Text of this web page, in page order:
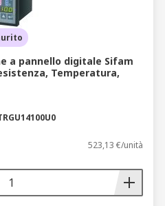
a pannello digitale Sifam
Temperatura,
523,13 €/unità